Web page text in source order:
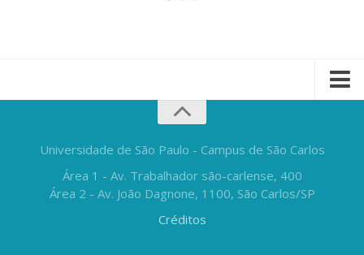
Universidade de São Paulo - Campus de São Carlos
Área 1 - Av. Trabalhador são-carlense, 400
Área 2 - Av. João Dagnone, 1100, São Carlos/SP
Créditos